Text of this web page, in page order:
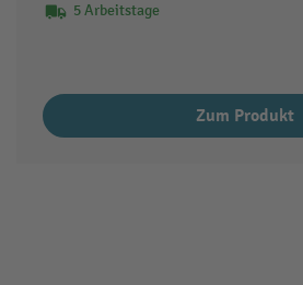
5 Arbeitstage
Zum Produkt